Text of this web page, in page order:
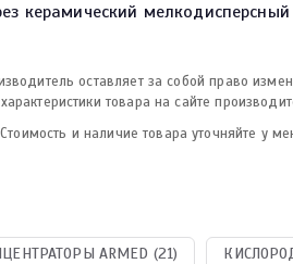
керамический
оставляет за собой право
товара на сайте
и наличие товара уточняйте у
ARMED (21)